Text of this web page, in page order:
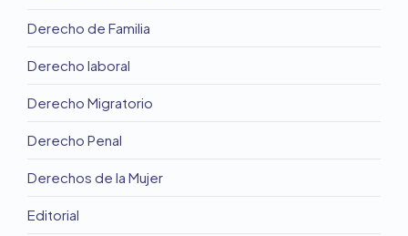
Derecho de Familia
Derecho laboral
Derecho Migratorio
Derecho Penal
Derechos de la Mujer
Editorial